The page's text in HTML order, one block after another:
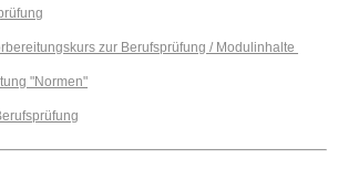
zur Berufsprüfung / Modulinhalte
"Normen"